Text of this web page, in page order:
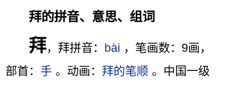
拜的拼音、意思、组词
拜，拜拼音： bài ，笔画数：9画，
部首： 手 。动画： 拜的笔顺 。中国一级